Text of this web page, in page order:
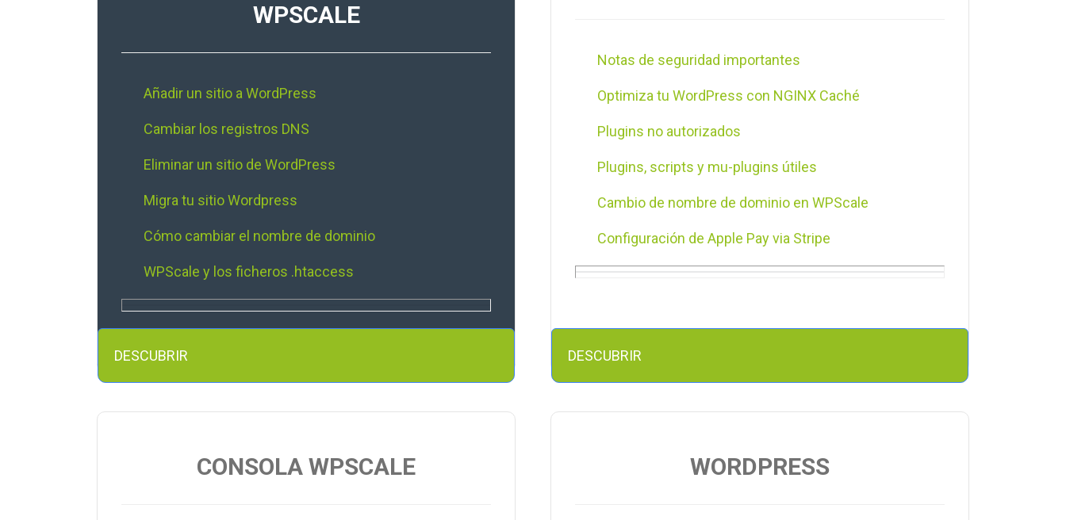
WPSCALE
Añadir un sitio a WordPress
Cambiar los registros DNS
Eliminar un sitio de WordPress
Migra tu sitio Wordpress
Cómo cambiar el nombre de dominio
WPScale y los ficheros .htaccess
Cómo activar un multisitio en WPScale
DESCUBRIR
Notas de seguridad importantes
Optimiza tu WordPress con NGINX Caché
Plugins no autorizados
Plugins, scripts y mu-plugins útiles
Cambio de nombre de dominio en WPScale
Configuración de Apple Pay via Stripe
Cómo enviar las Newsletter en WPScale
Establecer redirecciones en WPScale
DESCUBRIR
CONSOLA WPSCALE WORDPRESS